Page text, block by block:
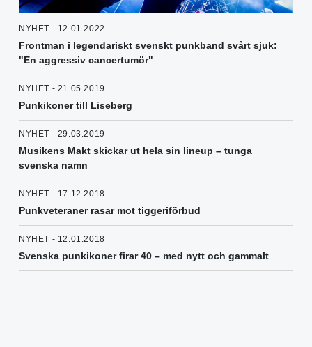
NYHET - 12.01.2022
Frontman i legendariskt svenskt punkband svårt sjuk:
"En aggressiv cancertumör"
NYHET - 21.05.2019
Punkikoner till Liseberg
NYHET - 29.03.2019
Musikens Makt skickar ut hela sin lineup – tunga
svenska namn
NYHET - 17.12.2018
Punkveteraner rasar mot tiggeriförbud
NYHET - 12.01.2018
Svenska punkikoner firar 40 – med nytt och gammalt